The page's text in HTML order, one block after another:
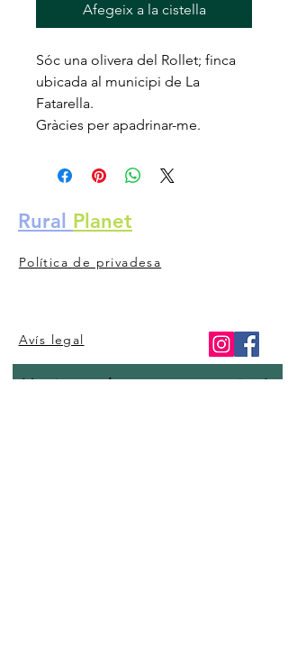
Afegeix a la cistella
Sóc una olivera del Rollet; finca
ubicada al municipi de La
Fatarella.
Gràcies per apadrinar-me.
Rural Planet
Política de privadesa
Avís legal
Uneix-te a la nostra comunitat!